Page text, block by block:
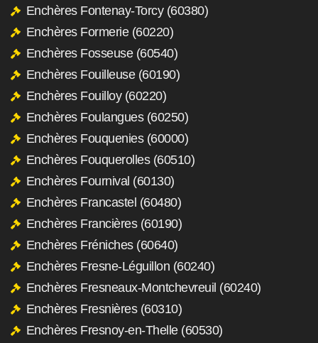
Enchères Fontenay-Torcy (60380)
Enchères Formerie (60220)
Enchères Fosseuse (60540)
Enchères Fouilleuse (60190)
Enchères Fouilloy (60220)
Enchères Foulangues (60250)
Enchères Fouquenies (60000)
Enchères Fouquerolles (60510)
Enchères Fournival (60130)
Enchères Francastel (60480)
Enchères Francières (60190)
Enchères Fréniches (60640)
Enchères Fresne-Léguillon (60240)
Enchères Fresneaux-Montchevreuil (60240)
Enchères Fresnières (60310)
Enchères Fresnoy-en-Thelle (60530)